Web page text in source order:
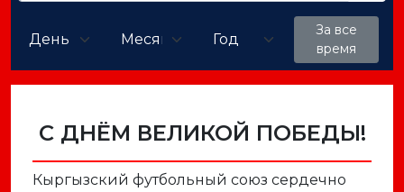
За все
время
С ДНЁМ ВЕЛИКОЙ ПОБЕДЫ!
Кыргызский футбольный союз сердечно